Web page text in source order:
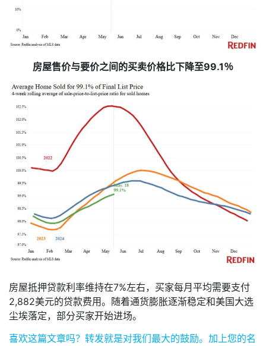
房屋售价与要价之间的买卖价格比下降至99.1％
房屋抵押贷款利率维持在7%左右，买家每月平均需要支付
2,882美元的贷款费用。随着通货膨胀逐渐稳定和美国大选
尘埃落定，部分买家开始进场。
喜欢这篇文章吗？ 转发就是对我们最大的鼓励。 加上您的名